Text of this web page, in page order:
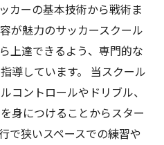
カーの基本技術から戦術ま
が魅力のサッカースクール
上達できるよう、専門的な
導しています。 当スクール
コントロールやドリブル、
身につけることからスター
で狭いスペースでの練習や